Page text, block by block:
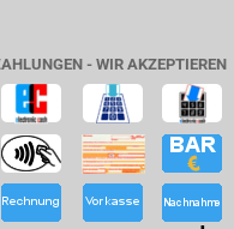
- WIR AKZEPTIEREN